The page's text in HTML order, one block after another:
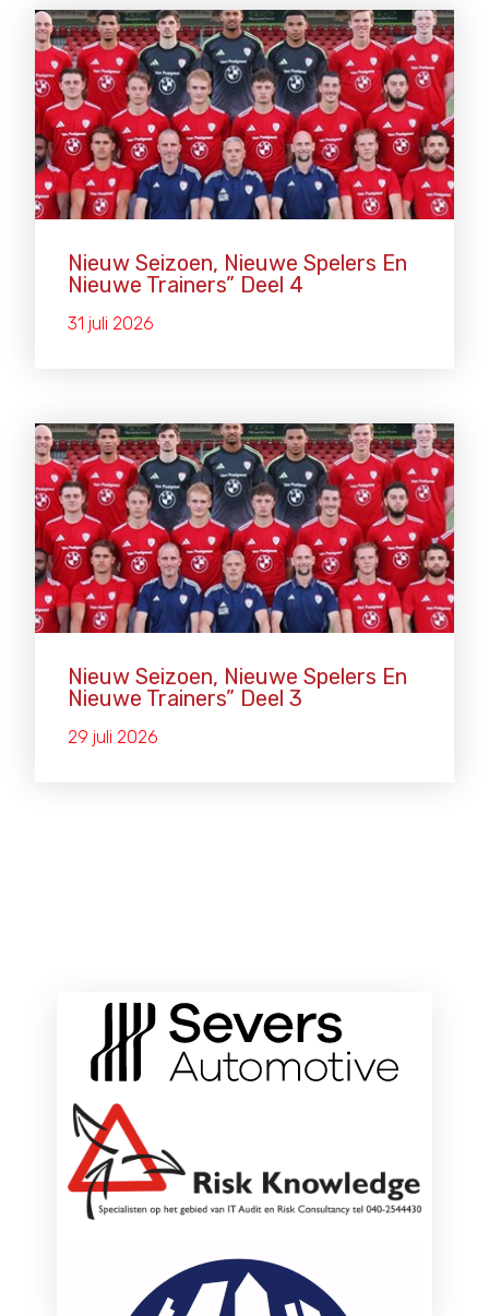
Nieuw Seizoen, Nieuwe Spelers En
Nieuwe Trainers” Deel 4
31 juli 2026
Nieuw Seizoen, Nieuwe Spelers En
Nieuwe Trainers” Deel 3
29 juli 2026
ONZE HOOFDSPONSOREN